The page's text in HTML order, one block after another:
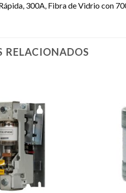
300A, Fibra de Vidrio con
RELACIONADOS